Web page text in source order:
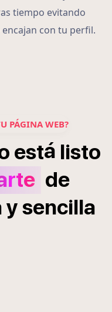
tiempo evitando
con tu perfil.
PÁGINA WEB?
está listo
de
ysencilla